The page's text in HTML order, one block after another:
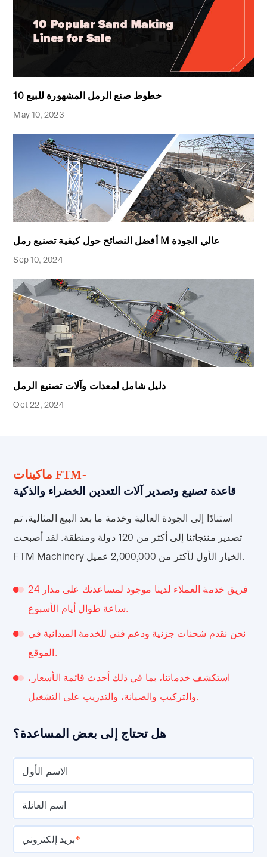
10 خطوط صنع الرمل المشهورة للبيع
May 10, 2023
أفضل النصائح حول كيفية تصنيع رمل M عالي الجودة
Sep 10, 2024
دليل شامل لمعدات وآلات تصنيع الرمل
Oct 22, 2024
ماكينات FTM-
قاعدة تصنيع وتصدير آلات التعدين الخضراء والذكية
استنادًا إلى الجودة العالية وخدمة ما بعد البيع المثالية، تم
تصدير منتجاتنا إلى أكثر من 120 دولة ومنطقة. لقد أصبحت
FTM Machinery الخيار الأول لأكثر من 2,000,000 عميل.
فريق خدمة العملاء لدينا موجود لمساعدتك على مدار 24
ساعة طوال أيام الأسبوع.
نحن نقدم شحنات جزئية ودعم فني للخدمة الميدانية في
الموقع.
استكشف خدماتنا، بما في ذلك أحدث قائمة الأسعار،
والتركيب والصيانة، والتدريب على التشغيل.
هل تحتاج إلى بعض المساعدة؟
الاسم الأول
اسم العائلة
بريد إلكتروني*